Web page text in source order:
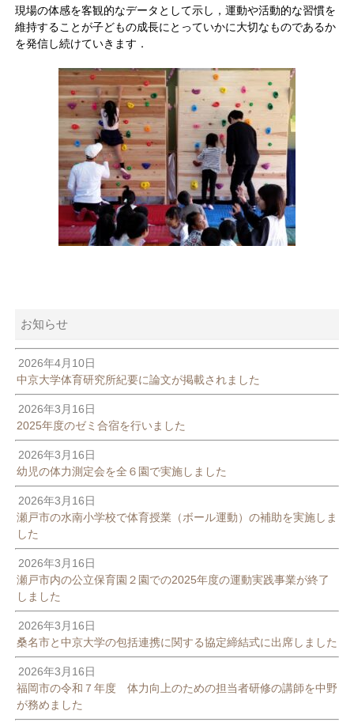
現場の体感を客観的なデータとして示し，運動や活動的な習慣を
維持することが子どもの成長にとっていかに大切なものであるか
を発信し続けていきます．
お知らせ
2026年4月10日
中京大学体育研究所紀要に論文が掲載されました
2026年3月16日
2025年度のゼミ合宿を行いました
2026年3月16日
幼児の体力測定会を全６園で実施しました
2026年3月16日
瀬戸市の水南小学校で体育授業（ボール運動）の補助を実施しま
した
2026年3月16日
瀬戸市内の公立保育園２園での2025年度の運動実践事業が終了
しました
2026年3月16日
桑名市と中京大学の包括連携に関する協定締結式に出席しました
2026年3月16日
福岡市の令和７年度 体力向上のための担当者研修の講師を中野
が務めました